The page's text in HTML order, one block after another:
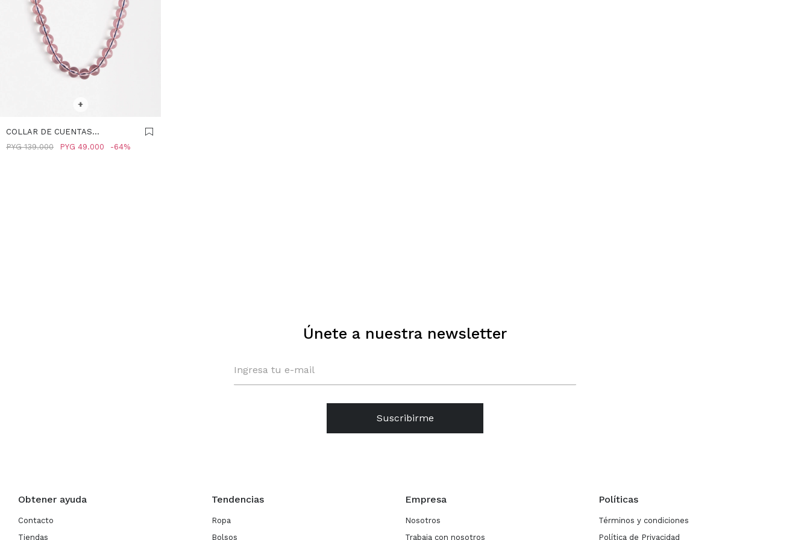
+
COLLAR DE CUENTAS
TRANSPARENTE - ROSA
PYG 49.000
PYG 139.000 64
Obtener ayuda
Contacto
Tiendas
Tendencias
Ropa
Bolsos
Empresa
Nosotros
Trabaja con nosotros
Políticas
Términos y condiciones
Política de Privacidad
Únete a nuestra newsletter
Suscribirme